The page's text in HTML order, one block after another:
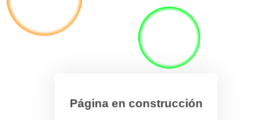
Página en construcción